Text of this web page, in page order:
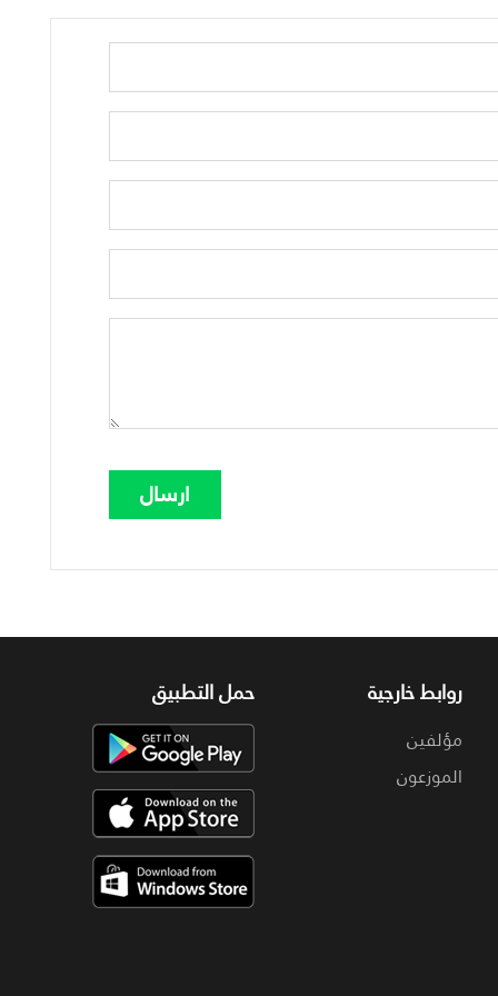
روابط خارجية
مؤلفين
الموزعون
حمل التطبيق